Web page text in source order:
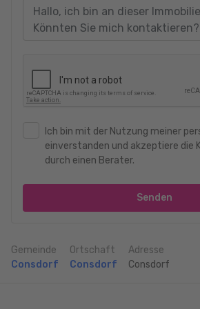
See for yourself:
Request your premium exposé now + visit
PRICE NEGOTIABLE!!
Talk to us and get professional advice.
Venez vous convaincre par vous-même :
Demandez maintenant l'exposé Premium
PRIX NÉGOCIABLE !
Ich bin mit der Nutzung meiner
einverstanden und akzeptiere die
durch einen Berater.
Senden
Gemeinde
Consdorf
Ortschaft
Consdorf
Adresse
Consdorf